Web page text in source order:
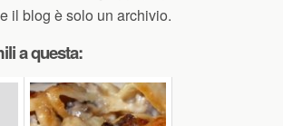
il blog è solo un archivio.
a questa: